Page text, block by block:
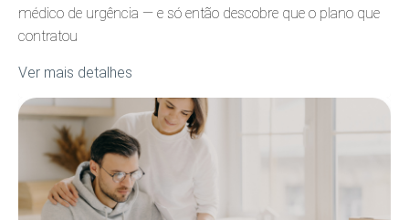
médico de urgência — e só então descobre que o plano que
contratou
Ver mais detalhes